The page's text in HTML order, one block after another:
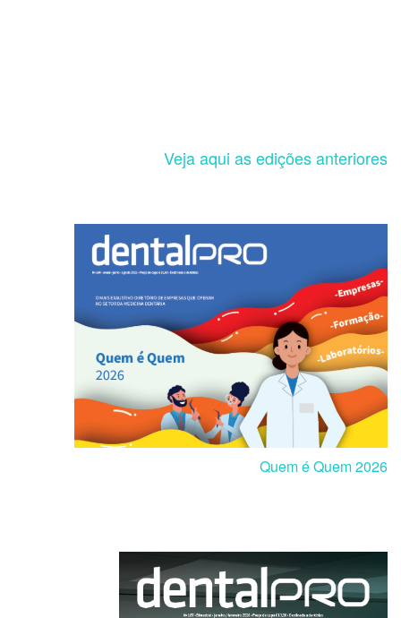
Veja aqui as edições anteriores
Quem é Quem 2026